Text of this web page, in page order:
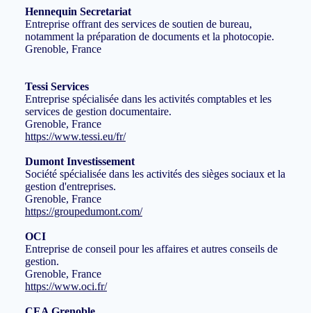
Hennequin Secretariat
Entreprise offrant des services de soutien de bureau,
notamment la préparation de documents et la photocopie.
Grenoble, France
Tessi Services
Entreprise spécialisée dans les activités comptables et les
services de gestion documentaire.
Grenoble, France
https://www.tessi.eu/fr/
Dumont Investissement
Société spécialisée dans les activités des sièges sociaux et la
gestion d'entreprises.
Grenoble, France
https://groupedumont.com/
OCI
Entreprise de conseil pour les affaires et autres conseils de
gestion.
Grenoble, France
https://www.oci.fr/